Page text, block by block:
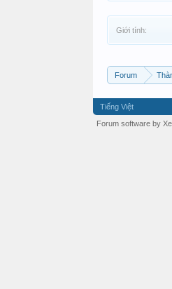
Giới tính:
Forum
Tiếng Việt
Forum software by